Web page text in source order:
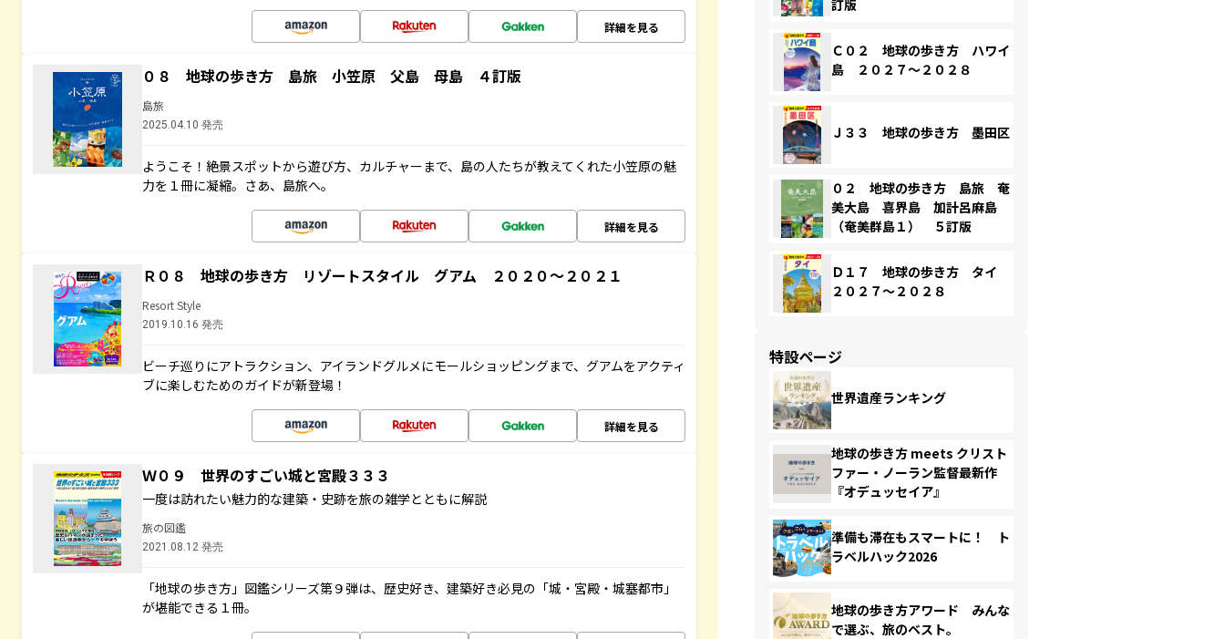
詳細を見る
０８ 地球の歩き方 島旅 小笠原 父島 母島 ４訂版
島旅
2025.04.10 発売
ようこそ！絶景スポットから遊び方、カルチャーまで、島の人たちが教えてくれた小笠原の魅
力を１冊に凝縮。さあ、島旅へ。
詳細を見る
Ｒ０８ 地球の歩き方 リゾートスタイル グアム ２０２０～２０２１
Resort Style
2019.10.16 発売
ビーチ巡りにアトラクション、アイランドグルメにモールショッピングまで、グアムをアクティ
ブに楽しむためのガイドが新登場！
詳細を見る
Ｗ０９ 世界のすごい城と宮殿３３３
一度は訪れたい魅力的な建築・史跡を旅の雑学とともに解説
旅の図鑑
2021.08.12 発売
「地球の歩き方」図鑑シリーズ第９弾は、歴史好き、建築好き必見の「城・宮殿・城塞都市」
が堪能できる１冊。
訂版
Ｃ０２ 地球の歩き方 ハワイ
島 ２０２７～２０２８
Ｊ３３ 地球の歩き方 墨田区
０２ 地球の歩き方 島旅 奄
美大島 喜界島 加計呂麻島
（奄美群島１） ５訂版
Ｄ１７ 地球の歩き方 タイ
２０２７～２０２８
特設ページ
世界遺産ランキング
地球の歩き方 meets クリスト
ファー・ノーラン監督最新作
『オデュッセイア』
準備も滞在もスマートに！ ト
ラベルハック2026
地球の歩き方アワード みんな
で選ぶ、旅のベスト。